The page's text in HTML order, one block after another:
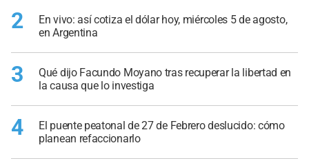
2
En vivo: así cotiza el dólar hoy, miércoles 5 de agosto,
en Argentina
3
Qué dijo Facundo Moyano tras recuperar la libertad en
la causa que lo investiga
4
El puente peatonal de 27 de Febrero deslucido: cómo
planean refaccionarlo